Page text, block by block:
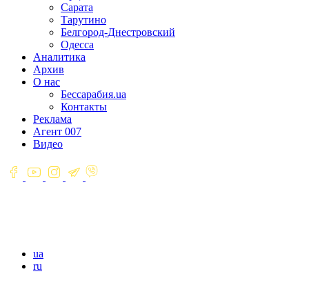
Сарата
Тарутино
Белгород-Днестровский
Одесса
Аналитика
Архив
О нас
Бессарабия.ua
Контакты
Реклама
Агент 007
Видео
ua
ru